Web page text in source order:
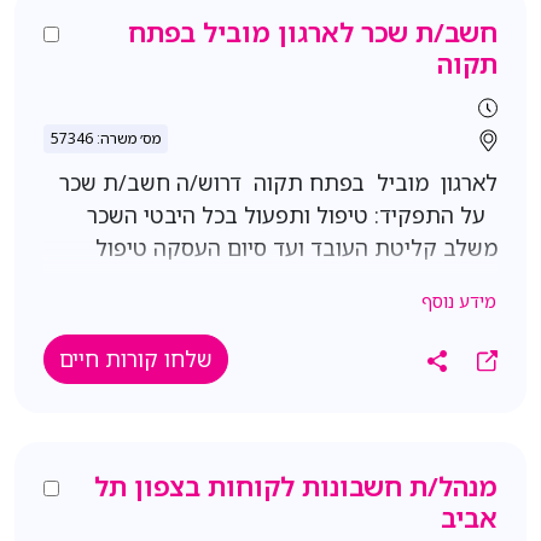
סוג 3 ניסיון בהנהלת חשבונות כפולה ניסיון
בהתאמות בנקים וספקים ניסיון בעבודה עם מס"ב
משמעותי
חשב/ת שכר לארגון מוביל בפתח
תקוה
מס׳ משרה: 57346
לארגון מוביל בפתח תקוה דרוש/ה חשב/ת שכר
על התפקיד: טיפול ותפעול בכל היבטי השכר
משלב קליטת העובד ועד סיום העסקה טיפול
סוציאליות מתן מענה לעובדים בנושאי שכר וזכיות
סוציאליות התנהלות מול גורמי חוץ: ביטוח לאומי,
קופות גמל, מתפעלים וסוכני ביטוח טיפול בהנהלת
דומה שליטה טובה באקסל(פיבוט וילוקאפ) ניסיון
במערכת הר-גל/ חילן- חובה (עדיפות להר-גל) ידע
מידע נוסף
שלחו קורות חיים
מנהל/ת חשבונות לקוחות בצפון תל
אביב